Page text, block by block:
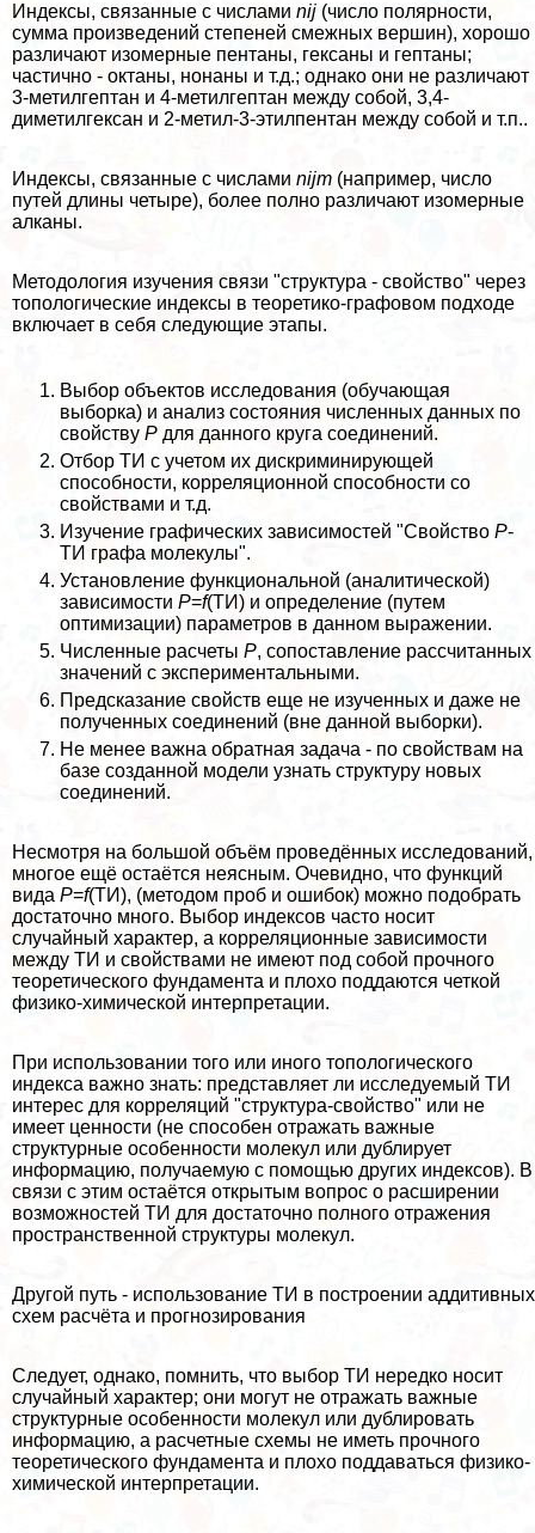
Индексы, связанные с числами nij (число полярности,
сумма произведений степеней смежных вершин), хорошо
различают изомерные пентаны, гексаны и гептаны;
частично - октаны, нонаны и т.д.; однако они не различают
3-метилгептан и 4-метилгептан между собой, 3,4-
диметилгексан и 2-метил-3-этилпентан между собой и т.п..
Индексы, связанные с числами nijm (например, число
путей длины четыре), более полно различают изомерные
алканы.
Методология изучения связи "структура - свойство" через
топологические индексы в теоретико-графовом подходе
включает в себя следующие этапы.
Выбор объектов исследования (обучающая
выборка) и анализ состояния численных данных по
свойству Р для данного круга соединений.
Отбор ТИ с учетом их дискриминирующей
способности, корреляционной способности со
свойствами и т.д.
Изучение графических зависимостей "Свойство Р-
ТИ графа молекулы".
Установление функциональной (аналитической)
зависимости Р=f(ТИ) и определение (путем
оптимизации) параметров в данном выражении.
Численные расчеты Р, сопоставление рассчитанных
значений с экспериментальными.
Предсказание свойств еще не изученных и даже не
полученных соединений (вне данной выборки).
Не менее важна обратная задача - по свойствам на
базе созданной модели узнать структуру новых
соединений.
Несмотря на большой объём проведённых исследований,
многое ещё остаётся неясным. Очевидно, что функций
вида Р=f(ТИ), (методом проб и ошибок) можно подобрать
достаточно много. Выбор индексов часто носит
случайный хаpaктер, а корреляционные зависимости
между ТИ и свойствами не имеют под собой прочного
теоретического фундамента и плохо поддаются четкой
физико-химической интерпретации.
При использовании того или иного топологического
индекса важно знать: представляет ли исследуемый ТИ
интерес для корреляций "структура-свойство" или не
имеет ценности (не способен отражать важные
структурные особенности молекул или дублирует
информацию, получаемую с помощью других индексов). В
связи с этим остаётся открытым вопрос о расширении
возможностей ТИ для достаточно полного отражения
прострaнcтвенной структуры молекул.
Другой путь - использование ТИ в построении аддитивных
схем расчёта и прогнозирования
Следует, однако, помнить, что выбор ТИ нередко носит
случайный хаpaктер; они могут не отражать важные
структурные особенности молекул или дублировать
информацию, а расчетные схемы не иметь прочного
теоретического фундамента и плохо поддаваться физико-
химической интерпретации.